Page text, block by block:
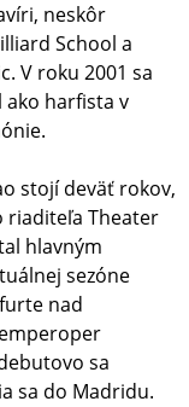
neskôr
School a
V roku 2001 sa
ako harfista v
stojí deväť rokov,
riaditeľa Theater
hlavným
sezóne
nad
sa
sa do Madridu.